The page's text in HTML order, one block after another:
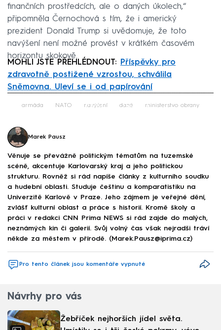
finančních prostředcích, ale o daných úkolech,“
připomněla Černochová s tím, že i americký
prezident Donald Trump si uvědomuje, že toto
navýšení není možné provést v krátkém časovém
horizontu skokově.
MOHLI JSTE PŘEHLÉDNOUT:
Příspěvky pro
zdravotně postižené vzrostou, schválila
Sněmovna. Uleví se i od papírování
Failed to fetch
armáda NATO navýšení daně ministerstvo obrany
Marek Pausz
Věnuje se převážně politickým tématům na tuzemské
scéně, akcentuje Karlovarský kraj a jeho politickou
strukturu. Rovněž si rád napíše články z kulturního soudku
a hudební oblasti. Studuje češtinu a komparatistiku na
Univerzitě Karlově v Praze. Jeho zájmem je veřejné dění,
zvlášť kulturní oblast a práce s historií. Kromě školy a
práci v redakci CNN Prima NEWS si rád zajde do malých,
neznámých kin či galerií. Svůj volný čas však nejradši tráví
někde za městem v přírodě. (Marek.Pausz@iprima.cz)
Pro tento článek jsou komentáře vypnuté
Návrhy pro vás
Žebříček nejhorších jídel světa.